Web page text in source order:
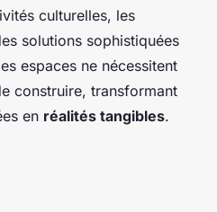
culturelles, les
solutions sophistiquées
espaces ne nécessitent
construire, transformant
en réalités tangibles.